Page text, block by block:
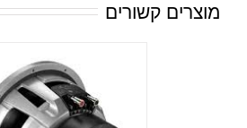
מוצרים קשורים